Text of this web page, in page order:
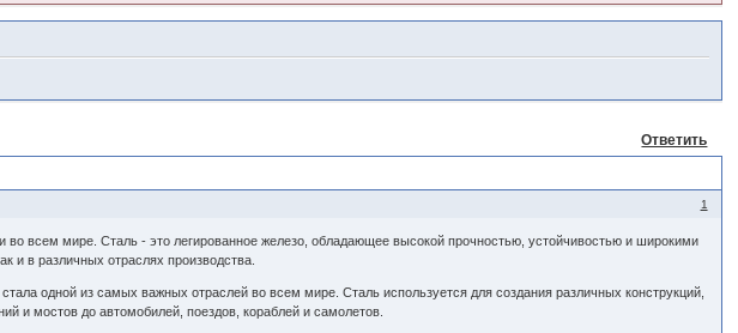
Ответить
1
всем мире. Сталь - это легированное железо, обладающее высокой прочностью, устойчивостью и широкими
и в различных отраслях производства.
одной из самых важных отраслей во всем мире. Сталь используется для создания различных конструкций,
и мостов до автомобилей, поездов, кораблей и самолетов.